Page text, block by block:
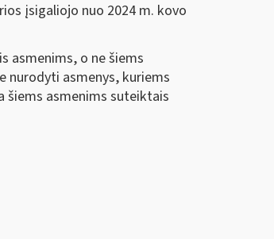
įsigaliojo nuo 2024 m. kovo
asmenims, o ne šiems
nurodyti asmenys, kuriems
šiems asmenims suteiktais